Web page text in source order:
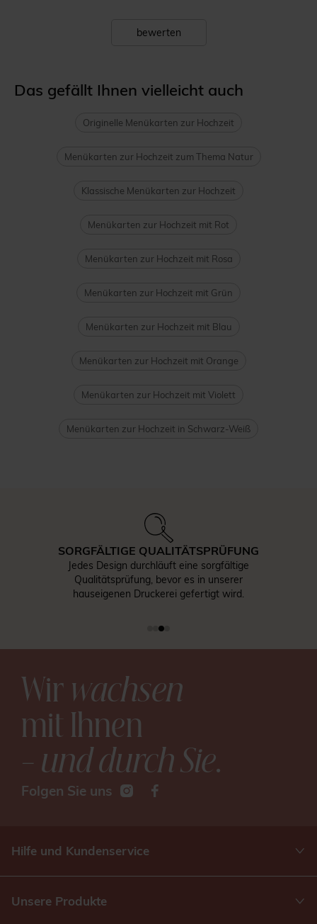
bewerten
Das gefällt Ihnen vielleicht auch
Originelle Menükarten zur Hochzeit
Menükarten zur Hochzeit zum Thema Natur
Klassische Menükarten zur Hochzeit
Menükarten zur Hochzeit mit Rot
Menükarten zur Hochzeit mit Rosa
Menükarten zur Hochzeit mit Grün
Menükarten zur Hochzeit mit Blau
Menükarten zur Hochzeit mit Orange
Menükarten zur Hochzeit mit Violett
Menükarten zur Hochzeit in Schwarz-Weiß
SORGFÄLTIGE QUALITÄTSPRÜFUNG
Jedes Design durchläuft eine sorgfältige
Qualitätsprüfung, bevor es in unserer
hauseigenen Druckerei gefertigt wird.
Wirwachsen
mit Ihnen
– und durch Sie.
Folgen Sie uns
Hilfe und Kundenservice
Unsere Produkte